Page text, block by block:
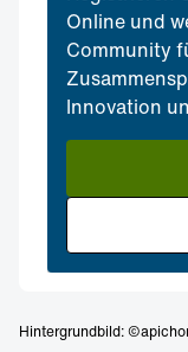
Online und
Community
Innovation
Hintergrundbild: